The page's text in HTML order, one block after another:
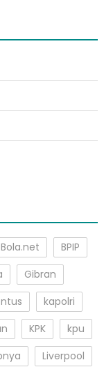
Bola.net
BPIP
Gibran
kapolri
KPK
kpu
Liverpool